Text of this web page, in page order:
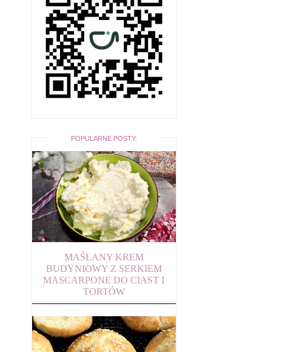
POPULARNE POSTY:
MAŚLANY KREM
BUDYNIOWY Z SERKIEM
MASCARPONE DO CIAST I
TORTÓW